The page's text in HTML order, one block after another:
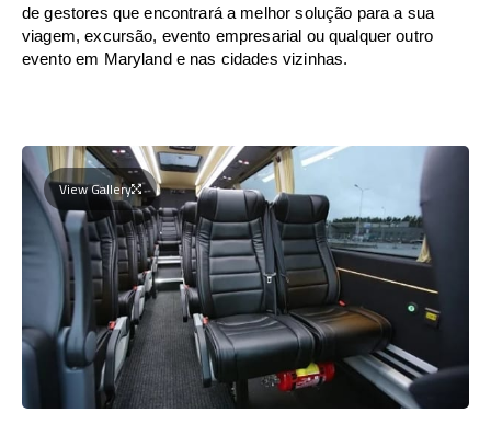
de gestores que encontrará a melhor solução para a sua
viagem, excursão, evento empresarial ou qualquer outro
evento em Maryland e nas cidades vizinhas.
View Gallery